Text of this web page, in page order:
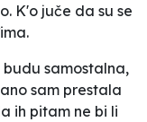
K'o juče da su se
samostalna,
sam prestala
ih pitam ne bi li